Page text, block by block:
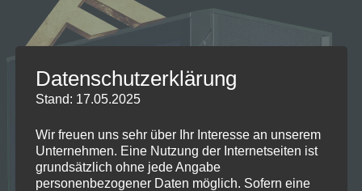
Datenschutzerklärung
Stand: 17.05.2025
Wir freuen uns sehr über Ihr Interesse an unserem
Unternehmen. Eine Nutzung der Internetseiten ist
grundsätzlich ohne jede Angabe
personenbezogener Daten möglich. Sofern eine